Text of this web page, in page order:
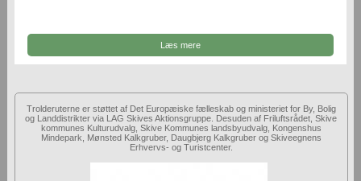
Læs mere
Trolderuterne er støttet af Det Europæiske fælleskab og ministeriet for By, Bolig
og Landdistrikter via LAG Skives Aktionsgruppe. Desuden af Friluftsrådet, Skive
kommunes Kulturudvalg, Skive Kommunes landsbyudvalg, Kongenshus
Mindepark, Mønsted Kalkgruber, Daugbjerg Kalkgruber og Skiveegnens
Erhvervs- og Turistcenter.